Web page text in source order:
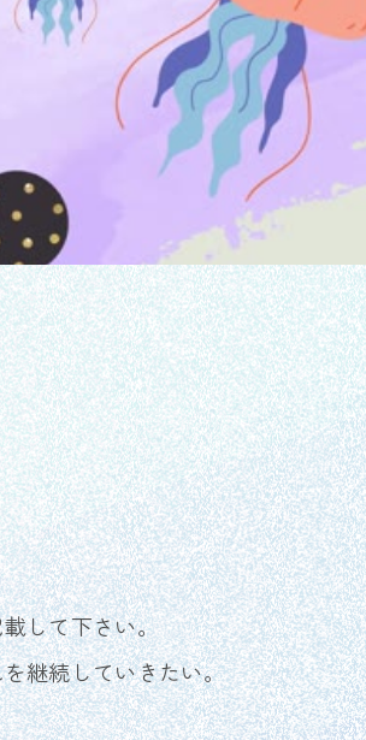
して下さい。
継続していきたい。